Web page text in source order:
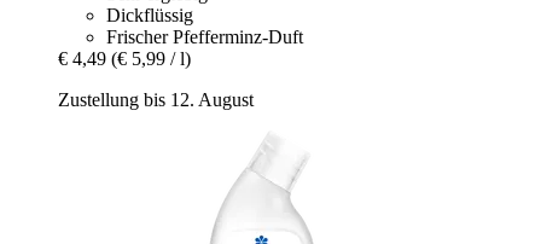
Dickflüssig
Frischer Pfefferminz-Duft
€ 4,49 (€ 5,99 / l)
Zustellung bis 12. August